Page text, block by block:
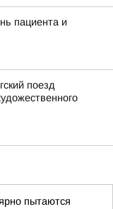
пациента и
поезд
пытаются